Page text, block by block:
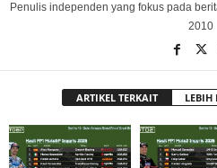
Penulis independen yang fokus pada
2010
ARTIKEL TERKAIT LEBIH